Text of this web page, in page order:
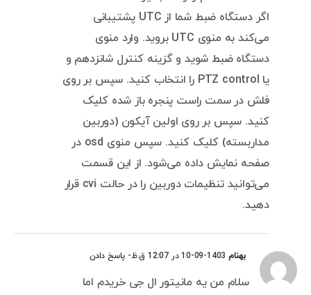
اگر دستگاه ضبط شما از UTC پشتیبانی
می‌کند به منوی UTC بروید. وارد منوی
دستگاه ضبط شوید و گزینه کنترل شانزدهم و
یا PTZ control را انتخاب کنید. سپس بر روی
فلش در سمت راست پنجره باز شده کلیک
کنید. سپس بر روی اولین آیکون (دوربین
مداربسته) کلیک کنید. سپس منوی osd در
صفحه نمایش داده می‌شود. از این قسمت
می‌توانید تنظیمات دوربین را در حالت cvi قرار
دهید.
بهنام - پاسخ دادن
سلام من یه مانیتور ال جی خریدم اما